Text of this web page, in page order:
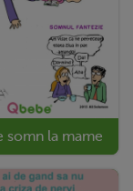
somn la mame